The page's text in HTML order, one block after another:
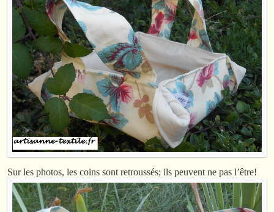
Sur les photos, les coins sont retroussés; ils peuvent ne pas l’être!